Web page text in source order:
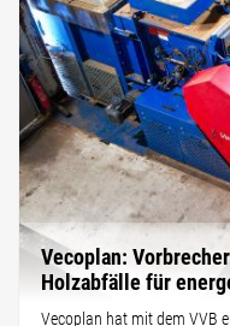
Vecoplan:
Holzabfälle für
Vecoplan hat mit dem VVB